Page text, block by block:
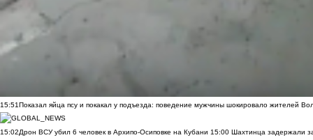
15:51Показал яйца псу и покакал у подъезда: поведение мужчины шокировало жителей
15:02Дрон ВСУ убил 6 человек в Архипо-Осиповке на Кубани 15:00 Шахтинца задержали